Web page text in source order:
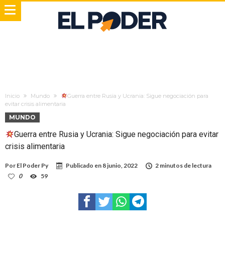
Inicio Mundo
Guerra entre Rusia y Ucrania: Sigue negociación para
evitar crisis alimentaria
MUNDO
Guerra entre Rusia y Ucrania: Sigue negociación para evitar
crisis alimentaria
Por El Poder Py Publicado en 8 junio, 2022
2 minutos de lectura
0
59